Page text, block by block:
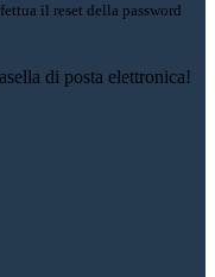
il reset della password
di posta elettronica!